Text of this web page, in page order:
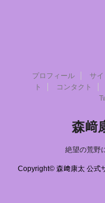
プロフィール サ
ト
コンタクト
森﨑
絶望の荒野
Copyright© 森﨑康太 公式